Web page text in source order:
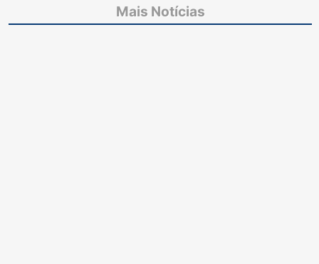
homenageia ex-
presidentes do
junho
Mais Notícias